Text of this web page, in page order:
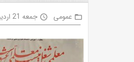
folder_open عمومی access_time جمعه 21 اردیبهشت 1403 ساعت 5:43